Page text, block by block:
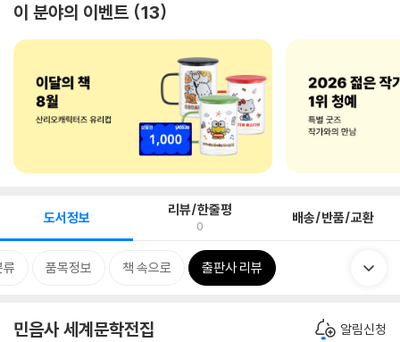
이 분야의 이벤트 13
도서정보 리뷰/한줄평
0 배송/반품/교환
류 품목정보 책 속으로 출판사 리뷰
민음사 세계문학전집 알림신청